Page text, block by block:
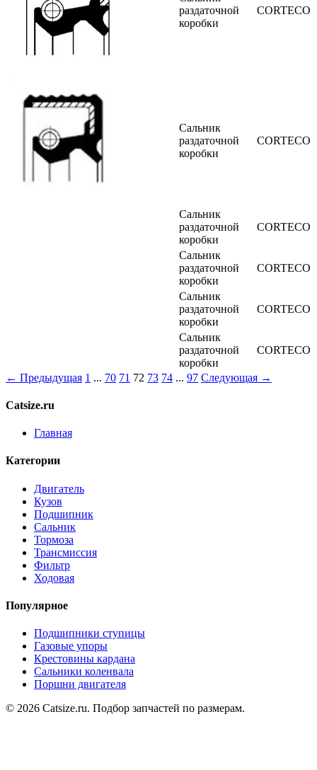
раздаточной
коробки
CORTECO
Сальник
раздаточной
коробки
CORTECO
Сальник
раздаточной
коробки
CORTECO
Сальник
раздаточной
коробки
CORTECO
Сальник
раздаточной
коробки
CORTECO
Сальник
раздаточной
коробки
CORTECO
← Предыдущая 1 ... 70 71 72 73 74 ... 97 Следующая →
Catsize.ru
Главная
Категории
Двигатель
Кузов
Подшипник
Сальник
Тормоза
Трансмиссия
Фильтр
Ходовая
Популярное
Подшипники ступицы
Газовые упоры
Крестовины кардана
Сальники коленвала
Поршни двигателя
© 2026 Catsize.ru. Подбор запчастей по размерам.